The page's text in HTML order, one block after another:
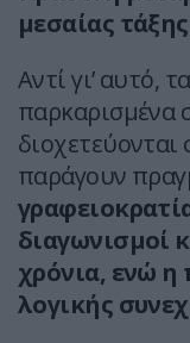
μεσαίας
Αντί γι’ αυτό,
παρκαρισμένα
παράγουν
διαγωνισμοί
χρόνια, ενώ η
λογικής